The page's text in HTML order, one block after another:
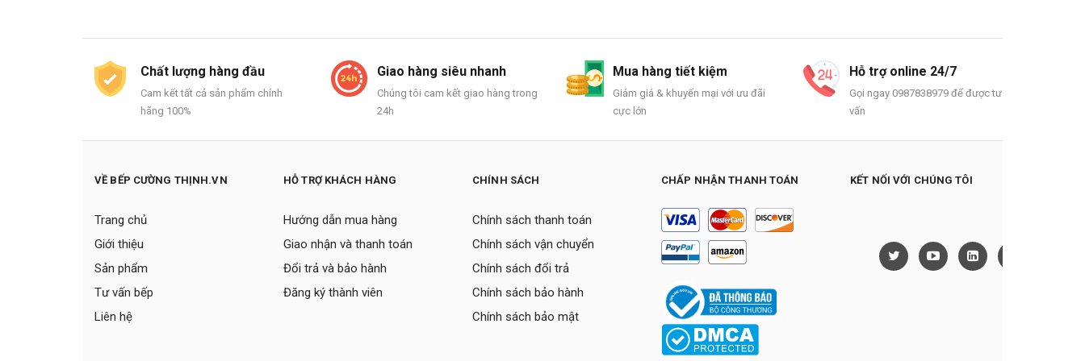
Chất lượng hàng đầu
Cam kết tất cả sản phẩm chính
hãng 100%
Giao hàng siêu nhanh
Chúng tôi cam kết giao hàng trong
24h
Mua hàng tiết kiệm
Giảm giá & khuyến mại với ưu đãi
cực lớn
Hỗ trợ online 24/7
Gọi ngay 0987838979 để được tư
vấn
VỀ BẾP CƯỜNG THỊNH.VN
Trang chủ
Giới thiệu
Sản phẩm
Tư vấn bếp
Liên hệ
HỖ TRỢ KHÁCH HÀNG
Hướng dẫn mua hàng
Giao nhận và thanh toán
Đổi trả và bảo hành
Đăng ký thành viên
CHÍNH SÁCH
Chính sách thanh toán
Chính sách vận chuyển
Chính sách đổi trả
Chính sách bảo hành
Chính sách bảo mật
CHẤP NHẬN THANH TOÁN KẾT NỐI VỚI CHÚNG TÔI